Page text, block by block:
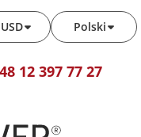
Polski
USD
12 397 77 27